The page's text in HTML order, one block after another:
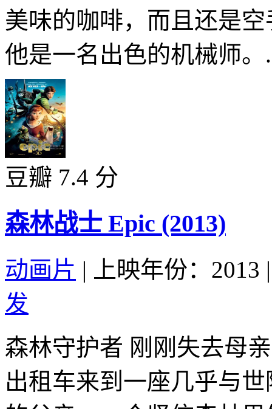
美味的咖啡，而且还是
他是一名出色的机械师
豆瓣 7.4 分
森林战士 Epic (2013)
动画片 | 上映年份：2013 |
发
森林守护者 刚刚失去母
出租车来到一座几乎与